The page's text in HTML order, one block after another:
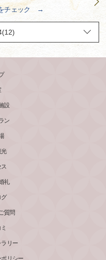
をチェック →
設
ン
光
礼
グ
質問
リー